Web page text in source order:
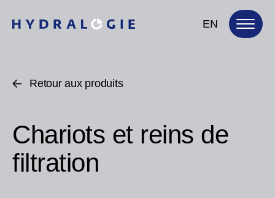
EN
Retour aux produits
Chariots et reins de
filtration